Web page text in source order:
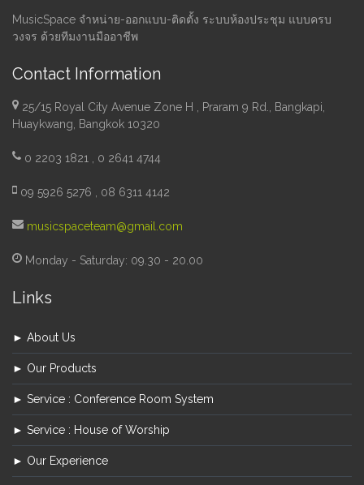
MusicSpace จำหน่าย-ออกแบบ-ติดตั้ง ระบบห้องประชุม แบบครบ
วงจร ด้วยทีมงานมืออาชีพ
Contact Information
25/15 Royal City Avenue Zone H , Praram 9 Rd., Bangkapi,
Huaykwang, Bangkok 10320
0 2203 1821 , 0 2641 4744
09 5926 5276 , 08 6311 4142
musicspaceteam@gmail.com
Monday - Saturday: 09.30 - 20.00
Links
► About Us
► Our Products
► Service : Conference Room System
► Service : House of Worship
► Our Experience